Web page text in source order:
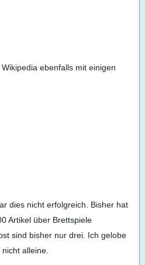
ebenfalls mit einigen
dies nicht erfolgreich. Bisher hat
Artikel über Brettspiele
sind bisher nur drei. Ich gelobe
alleine.